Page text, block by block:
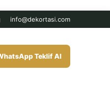
info@dekortasi.com
Teklif Al